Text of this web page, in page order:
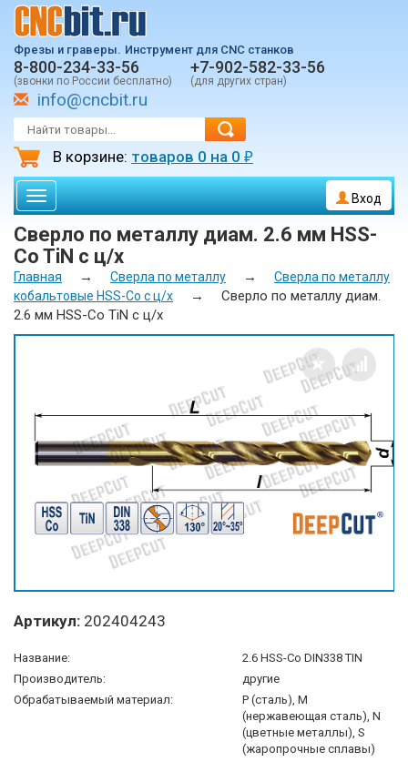
Фрезы и граверы. Инструмент для CNC станков
8-800-234-33-56
(звонки по России бесплатно)
+7-902-582-33-56
(для других стран)
info@cncbit.ru
В корзине: товаров 0 на 0 ₽
Toggle
navigation
Вход
Сверло по металлу диам. 2.6 мм HSS-
Co TiN с ц/х
Главная → Сверла по металлу →
Сверла по металлу
кобальтовые HSS-Co с ц/х
→
Сверло по металлу диам.
2.6 мм HSS-Co TiN с ц/х
Артикул: 202404243
Название:
2.6 HSS-Co DIN338 TIN
Производитель:
другие
Обрабатываемый материал:
P (сталь), M
(нержавеющая сталь), N
(цветные металлы), S
(жаропрочные сплавы)